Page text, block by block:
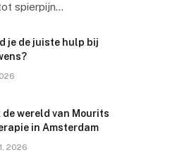
spierpijn…
je de juiste hulp bij
de wereld van Mourits
in Amsterdam
2026